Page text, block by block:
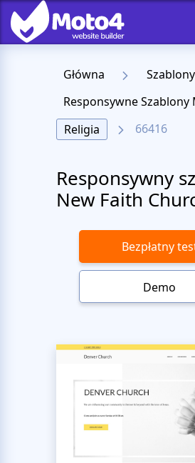
Główna
Religia
66416
Responsywny
New Faith
Bezpłatny
Demo